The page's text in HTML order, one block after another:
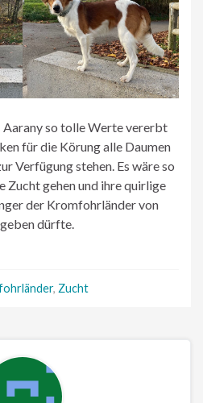
Aarany so tolle Werte vererbt
für die Körung alle Daumen
Verfügung stehen. Es wäre so
Zucht gehen und ihre quirlige
der Kromfohrländer von
dürfte.
, Zucht